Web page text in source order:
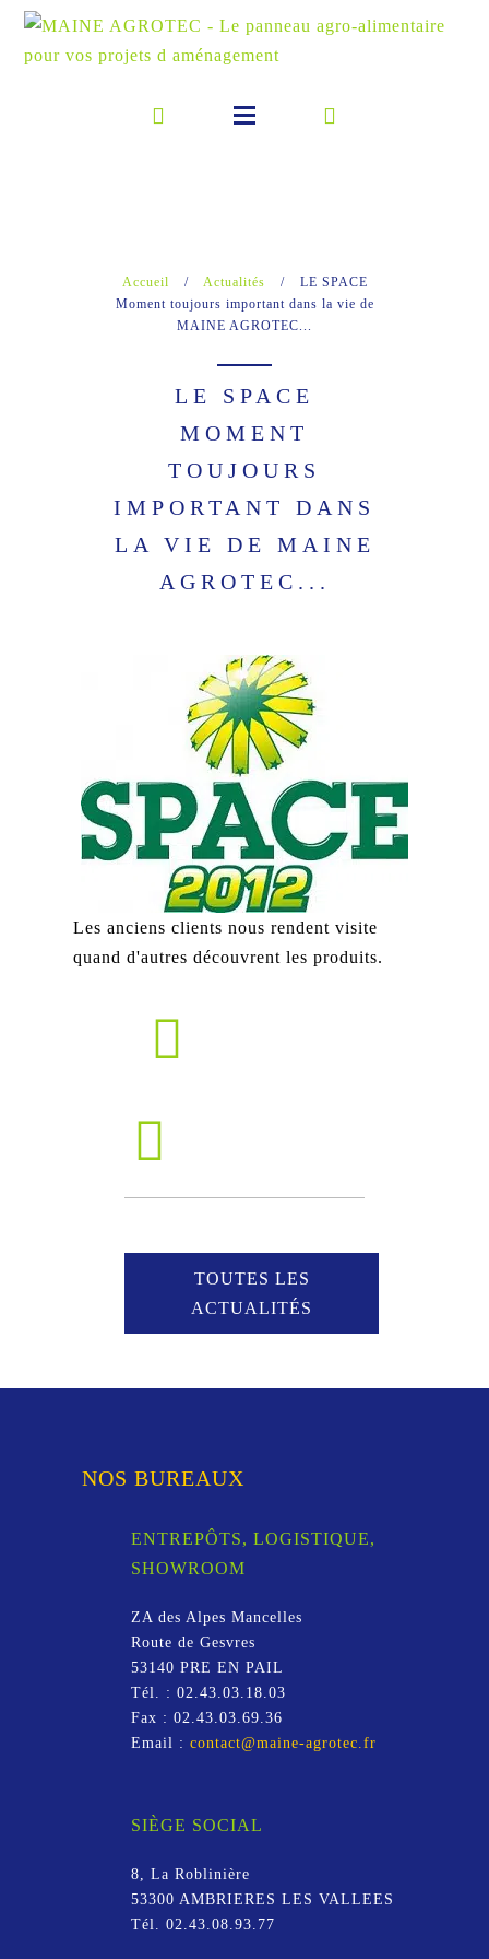
Accueil / Actualités /
LE SPACE
Moment toujours important dans la vie de
MAINE AGROTEC...
LE SPACE
MOMENT
TOUJOURS
IMPORTANT DANS
LA VIE DE MAINE
AGROTEC...
Les anciens clients nous rendent visite
quand d'autres découvrent les produits.
TOUTES LES
ACTUALITÉS
NOS BUREAUX
ENTREPÔTS, LOGISTIQUE,
SHOWROOM
ZA des Alpes Mancelles
Route de Gesvres
53140 PRE EN PAIL
Tél. : 02.43.03.18.03
Fax : 02.43.03.69.36
Email : contact@maine-agrotec.fr
SIÈGE SOCIAL
8, La Roblinière
53300 AMBRIERES LES VALLEES
Tél. 02.43.08.93.77